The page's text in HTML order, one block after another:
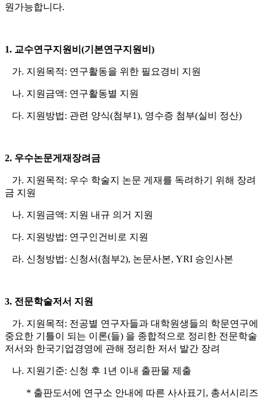
원가능합니다.
1. 교수연구지원비(기본연구지원비)
가. 지원목적: 연구활동을 위한 필요경비 지원
나. 지원금액: 연구활동별 지원
다. 지원방법: 관련 양식(첨부1), 영수증 첨부(실비 정산)
2. 우수논문게재장려금
가. 지원목적: 우수 학술지 논문 게재를 독려하기 위해 장려
금 지원
나. 지원금액: 지원 내규 의거 지원
다. 지원방법: 연구인건비로 지원
라. 신청방법: 신청서(첨부2), 논문사본, YRI 승인사본
3. 전문학술저서 지원
가. 지원목적: 전공별 연구자들과 대학원생들의 학문연구에
중요한 기틀이 되는 이론(들) 을 종합적으로 정리한 전문학술
저서와 한국기업경영에 관해 정리한 저서 발간 장려
나. 지원기준: 신청 후 1년 이내 출판물 제출
* 출판도서에 연구소 안내에 따른 사사표기, 총서시리즈